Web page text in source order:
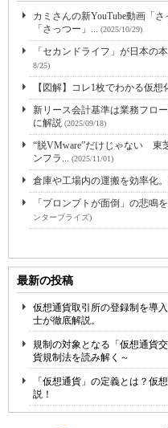
カミさんの新YouTube動画「
「さっつー」... (2025/10/29)
「セカンドライフ」が日本の
8/25)
【図解】コレ1枚でわかる仮
新リース会計基準は業務フロ
に解説 (2025/09/18)
“脱VMware”だけじゃない 東
ンフラ... (2025/11/01)
倉庫や工場内の運搬を効率化
「プロンプトが面倒」の悲
ンタープライズ)
最新の投稿
仮想通貨取引所の登録制を導
士が徹底解説。
規制の対象となる「仮想通貨
貨規制法を読み解く～
「仮想通貨」の定義とは？仮
説！